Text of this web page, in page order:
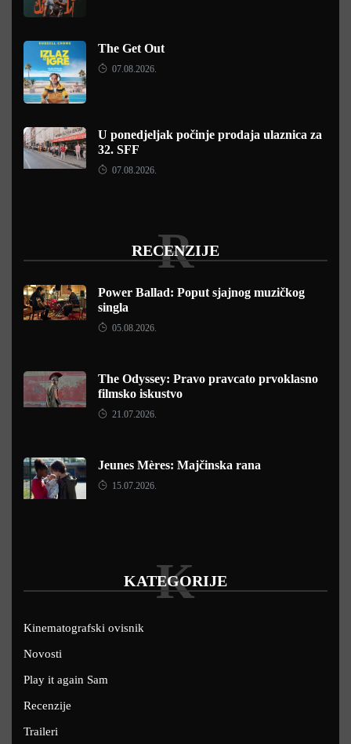
The Get Out
07.08.2026.
U ponedjeljak počinje prodaja ulaznica za
32. SFF
07.08.2026.
RECENZIJE
R
Power Ballad: Poput sjajnog muzičkog
singla
05.08.2026.
The Odyssey: Pravo pravcato prvoklasno
filmsko iskustvo
21.07.2026.
Jeunes Mères: Majčinska rana
15.07.2026.
KATEGORIJE
K
Kinematografski ovisnik
Novosti
Play it again Sam
Recenzije
Traileri